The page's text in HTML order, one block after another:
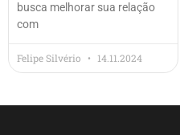
busca melhorar sua relação
com
Felipe Silvério 14.11.2024